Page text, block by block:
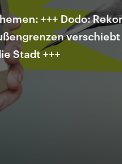
+++ Dodo:
Stadt +++